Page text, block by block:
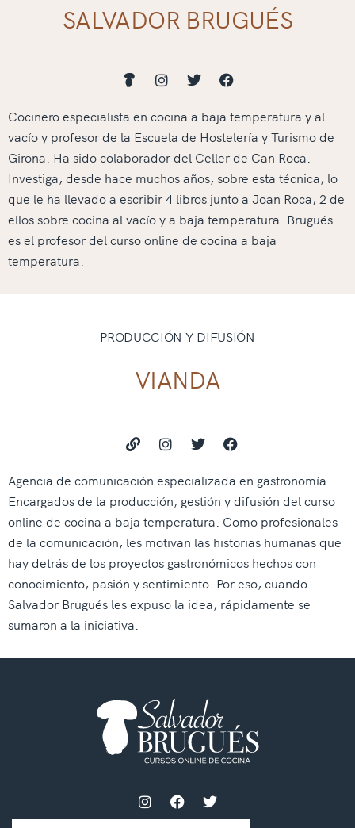
SALVADOR BRUGUÉS
Cocinero especialista en cocina a baja temperatura y al
vacío y profesor de la Escuela de Hostelería y Turismo de
Girona. Ha sido colaborador del Celler de Can Roca.
Investiga, desde hace muchos años, sobre esta técnica, lo
que le ha llevado a escribir 4 libros junto a Joan Roca, 2 de
ellos sobre cocina al vacío y a baja temperatura. Brugués
es el profesor del curso online de cocina a baja
temperatura.
PRODUCCIÓN Y DIFUSIÓN
VIANDA
Agencia de comunicación especializada en gastronomía.
Encargados de la producción, gestión y difusión del curso
online de cocina a baja temperatura. Como profesionales
de la comunicación, les motivan las historias humanas que
hay detrás de los proyectos gastronómicos hechos con
conocimiento, pasión y sentimiento. Por eso, cuando
Salvador Brugués les expuso la idea, rápidamente se
sumaron a la iniciativa.